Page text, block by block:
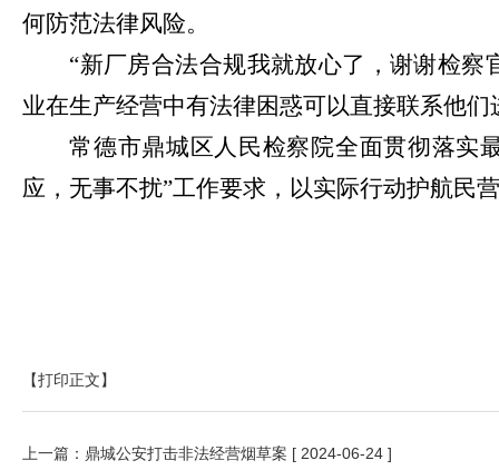
何防范法律风险。
“新厂房合法合规我就放心了，谢谢检
业在生产经营中有法律困惑可以直接联系他们
常德市鼎城区人民检察院全面贯彻落实
应，无事不扰”工作要求，以实际行动护航民
【打印正文】
上一篇： 鼎城公安打击非法经营烟草案 [ 2024-06-24 ]